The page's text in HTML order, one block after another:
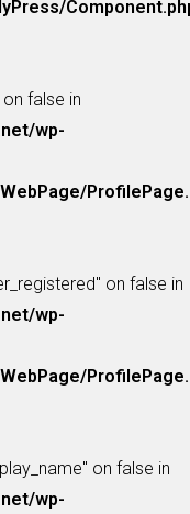
false in
wp-
on false in
wp-
on false in
wp-